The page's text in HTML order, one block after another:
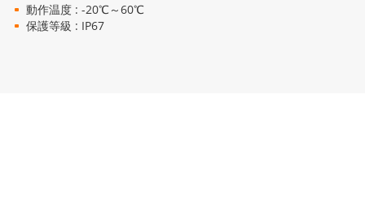
動作温度 : -20℃～60℃
保護等級 : IP67